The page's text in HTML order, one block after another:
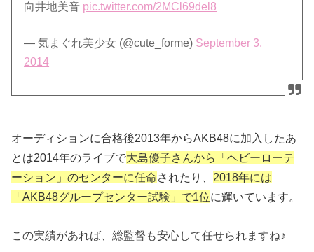
向井地美音 pic.twitter.com/2MCl69del8
— 気まぐれ美少女 (@cute_forme) September 3,
2014
オーディションに合格後2013年からAKB48に加入したあ
とは2014年のライブで大島優子さんから「ヘビーローテ
ーション」のセンターに任命されたり、 2018年には
「AKB48グループセンター試験」で1位に輝いています。
この実績があれば、総監督も安心して任せられますね♪